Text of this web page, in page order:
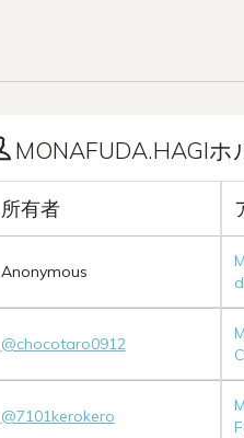
MONAFUDA.HAGIホ
所有者
Anonymous
@chocotaro0912
@7101kerokero